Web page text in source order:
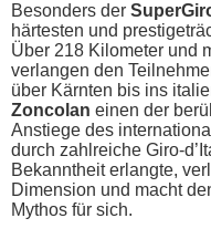
Besonders der
härtesten und
Über 218 Kilometer und
verlangen den
über Kärnten bis ins
Zoncolan einen der
Anstiege des
durch zahlreiche Giro-
Bekanntheit erlangte,
Dimension und macht
Mythos für sich.